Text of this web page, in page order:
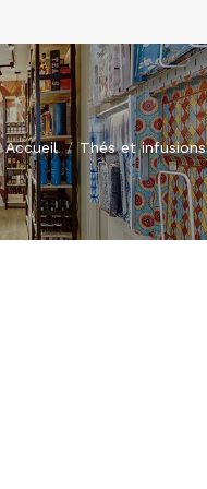
Vous êtes ici :
Accueil Thés et infusions